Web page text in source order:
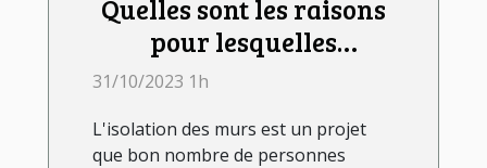
Quelles sont les raisons
pour lesquelles
l'isolation des murs par
avantageux ?
31/10/2023 1h
L'isolation des murs est un projet
que bon nombre de personnes